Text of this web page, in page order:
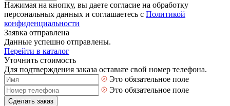
Нажимая на кнопку, вы даете согласие на обработку
персональных данных и соглашаетесь с Политикой
конфиденциальности
Заявка отправлена
Данные успешно отправлены.
Перейти в каталог
Уточнить стоимость
Для подтверждения заказа оставьте свой номер телефона.
Это обязательное поле
Это обязательное поле
Сделать заказ